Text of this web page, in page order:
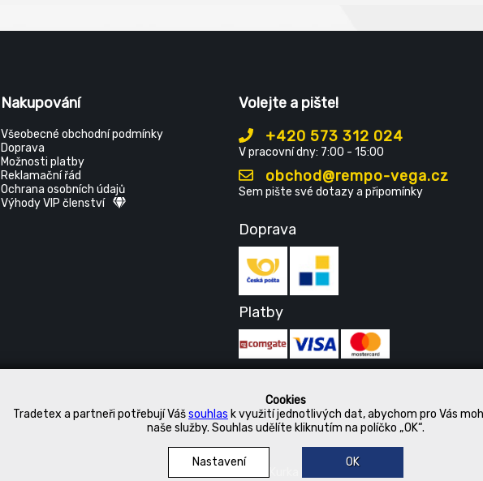
Cookies
Tradetex a partneři potřebují Vášsouhlas k využití jednotlivých dat, abychom pro Vás
naše služby. Souhlas udělíte kliknutím na políčko „OK“.
Nastavení OK
Nakupování
Všeobecné obchodní podmínky
Doprava
Možnosti platby
Reklamační řád
Ochrana osobních údajů
Výhody VIP členství
Volejte a pište!
+420 573 312 024
V pracovní dny: 7:00 - 15:00
obchod@rempo-vega.cz
Sem pište své dotazy a připomínky
Doprava
Platby